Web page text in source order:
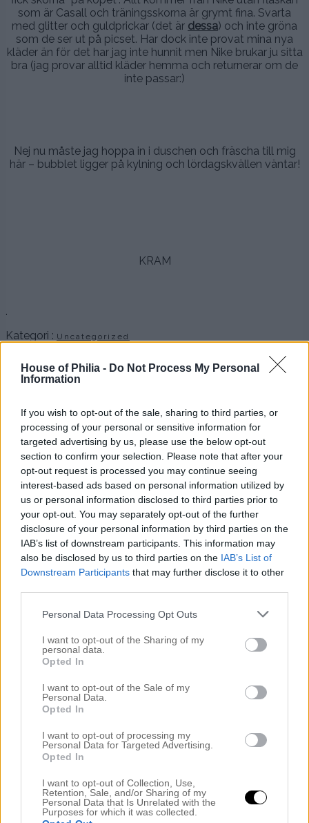
House of Philia - Do Not Process My Personal
Information
If you wish to opt-out of the sale, sharing to third parties, or
processing of your personal or sensitive information for
targeted advertising by us, please use the below opt-out
section to confirm your selection. Please note that after your
opt-out request is processed you may continue seeing
interest-based ads based on personal information utilized by
us or personal information disclosed to third parties prior to
your opt-out. You may separately opt-out of the further
disclosure of your personal information by third parties on the
IAB’s list of downstream participants. This information may
also be disclosed by us to third parties on the IAB’s List of
Downstream Participants that may further disclose it to other
Personal Data Processing Opt Outs
I want to opt-out of the Sharing of my
personal data.
Opted In
I want to opt-out of the Sale of my
Personal Data.
Opted In
I want to opt-out of processing my
Personal Data for Targeted Advertising.
Opted In
I want to opt-out of Collection, Use,
Retention, Sale, and/or Sharing of my
Personal Data that Is Unrelated with the
Purposes for which it was collected.
som är Casall och träningsskorna är grymt fina. Svarta
med glitter och guldprickar (det är dessa) och inte gröna
som de ser ut på picset. Har dock inte provat mina nya
kläder än för det har jag inte hunnit men Nike brukar ju sitta
bra (jag provar alltid kläder hemma och returnerar om de
inte passar:)
Nej nu måste jag hoppa in i duschen och fräscha till mig
här – bubblet ligger på kylning och lördagskvällen väntar!
KRAM
.
Kategori : Uncategorized
Share this article - choose your platform:
19:59 | NOV 23. 2017 Petra AdminComments are off for this
post.
ANNONS
.
H u r glad blir man egentligen inte av att framkalla egna
foton? Och göra stora personliga bilder och tavlor? Åh jag
blev iaf jätteglad när jag fick hem plexiglastvalan på Moje
med sol i håret idag.
.
Tavlan är från Önskefoto och i otroligt fin kvalité. Lätt som
en sån här tavla och ju också en riktigt fin julklapp tänker
jag. Fast jag behåller just denna haha – älskar den och
Moje blev så bra i entrén på den där väggen som saknat
några till och ge bort istället! Så fixat enkelt via
Önskefotoappen..